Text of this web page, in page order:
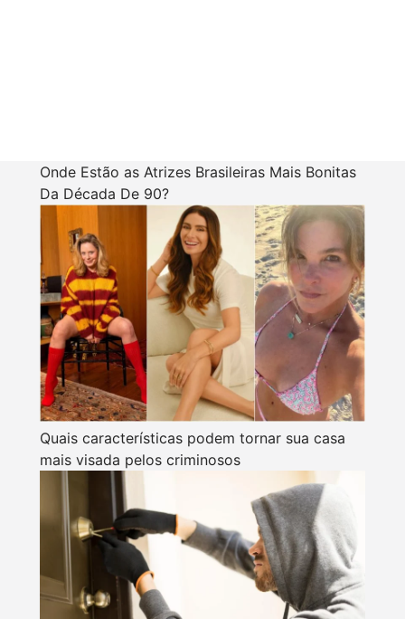
Onde Estão as Atrizes Brasileiras Mais Bonitas
Da Década De 90?
Quais características podem tornar sua casa
mais visada pelos criminosos